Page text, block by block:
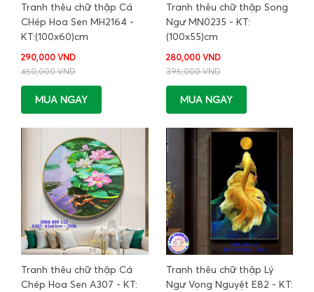
Tranh thêu chữ thập Cá
CHép Hoa Sen MH2164 -
KT:(100x60)cm
290,000 VND
450,000 VND
MUA NGAY
Tranh thêu chữ thập Song
Ngư MN0235 - KT:
(100x55)cm
280,000 VND
395,000 VND
MUA NGAY
Tranh thêu chữ thập Cá
Chép Hoa Sen A307 - KT:
Tranh thêu chữ thập Lý
Ngư Vọng Nguyệt E82 - KT: